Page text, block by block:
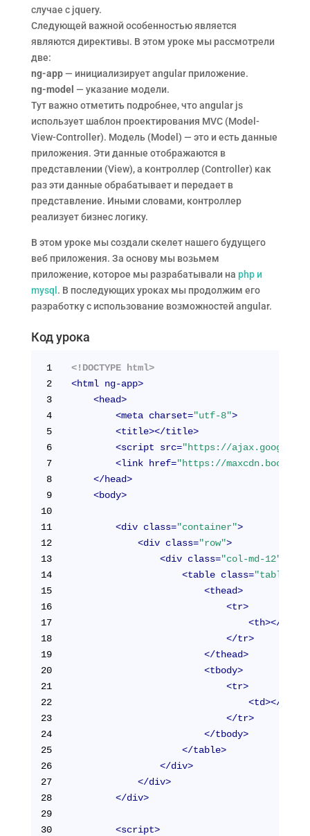
случае с jquery.
Следующей важной особенностью является
являются директивы. В этом уроке мы рассмотрели
две:
ng-app— инициализирует angular приложение.
ng-model — указание модели.
Тут важно отметить подробнее, что angular js
использует шаблон проектирования MVC (Model-
View-Controller). Модель (Model) — это и есть данные
приложения. Эти данные отображаются в
представлении (View), а контроллер (Controller) как
раз эти данные обрабатывает и передает в
представление. Иными словами, контроллер
реализует бизнес логику.
В этом уроке мы создали скелет нашего будущего
веб приложения. За основу мы возьмем
приложение, которое мы разрабатывали на php и
mysql . В последующих уроках мы продолжим его
разработку с использование возможностей angular.
Код урока
1
<!DOCTYPE html>
2
<html ng-app>
3
<head>
4
<meta charset="utf-8">
5
<title></title>
6
<script src="https://
7
<link href="https://
8
</head>
9
<body>
10
11
<div class="container">
12
<div class="row">
13
<div class="col-md-12"
14
<table class="table
15
<thead>
16
<tr>
17
<th></
18
</tr>
19
</thead>
20
<tbody>
21
<tr>
22
<td></
23
</tr>
24
</tbody>
25
</table>
26
</div>
27
</div>
28
</div>
29
30
<script>